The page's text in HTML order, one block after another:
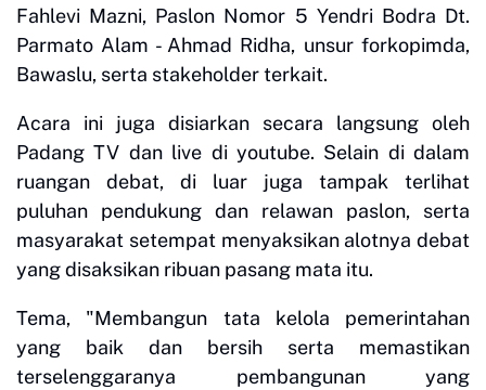
Fahlevi Mazni, Paslon Nomor 5 Yendri Bodra Dt.
Parmato Alam - Ahmad Ridha, unsur forkopimda,
Bawaslu, serta stakeholder terkait.
Acara ini juga disiarkan secara langsung oleh
Padang TV dan live di youtube. Selain di dalam
ruangan debat, di luar juga tampak terlihat
puluhan pendukung dan relawan paslon, serta
masyarakat setempat menyaksikan alotnya debat
yang disaksikan ribuan pasang mata itu.
Tema, "Membangun tata kelola pemerintahan
yang baik dan bersih serta memastikan
terselenggaranya pembangunan yang